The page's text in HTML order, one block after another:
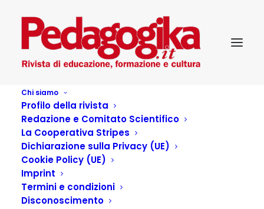
Chi siamo
Profilo della rivista
Redazione e Comitato Scientifico
La Cooperativa Stripes
Dichiarazione sulla Privacy (UE)
Cookie Policy (UE)
Imprint
Termini e condizioni
Disconoscimento